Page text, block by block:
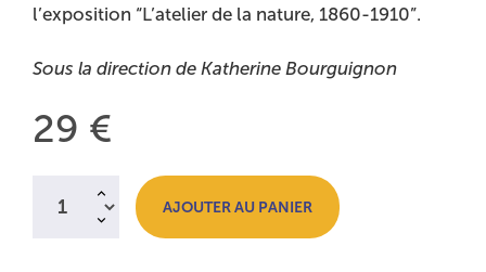
l’exposition “L’atelier de la nature, 1860-1910”.
Sous la direction de Katherine Bourguignon
Prix :
29 €
Quantité à ajouter au panier
AJOUTER AU PANIER